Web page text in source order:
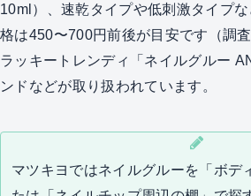
10ml）、速乾タイプや低刺激タイプ
格は450〜700円前後が目安です（調
ラッキートレンディ「ネイルグルー
ンドなどが取り扱われています。
マツキヨではネイルグルーを「ボデ